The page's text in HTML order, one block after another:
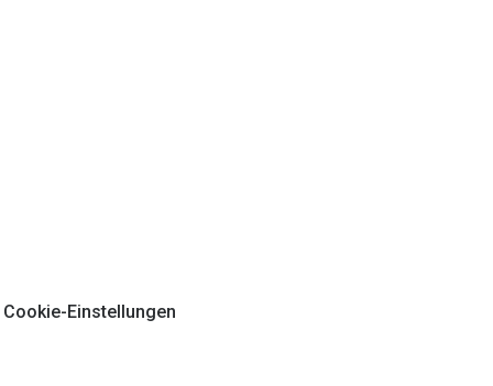
Cookie-Einstellungen